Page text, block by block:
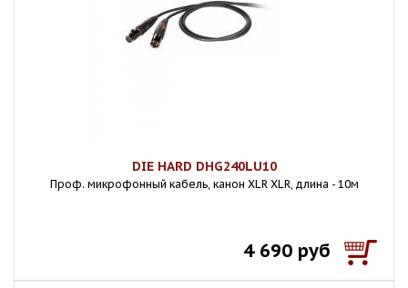
DIE HARD DHG240LU10
Проф. микрофонный кабель, канон XLR XLR, длина - 10м
4 690 руб